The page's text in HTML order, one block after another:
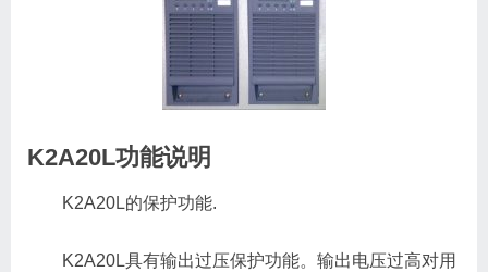
K2A20L功能说明
K2A20L的保护功能.
K2A20L具有输出过压保护功能。输出电压过高对用